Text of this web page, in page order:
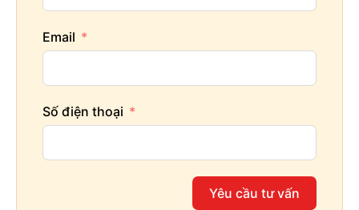
Email
Số điện thoại
Yêu cầu tư vấn